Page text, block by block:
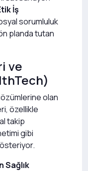
İş
sorumluluk
planda tutan
ve
olan
özellikle
takip
gibi
Sağlık